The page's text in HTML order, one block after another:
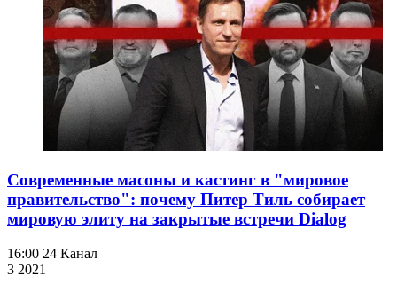
Современные масоны и кастинг в "мировое
правительство": почему Питер Тиль собирает
мировую элиту на закрытые встречи Dialog
16:00 24 Канал
3 2021